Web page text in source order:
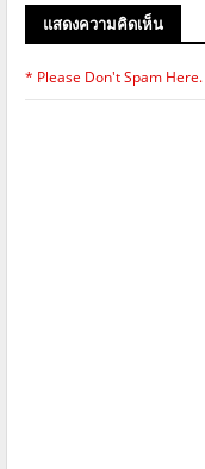
แสดงความคิดเห็น
* Please Don't Spam